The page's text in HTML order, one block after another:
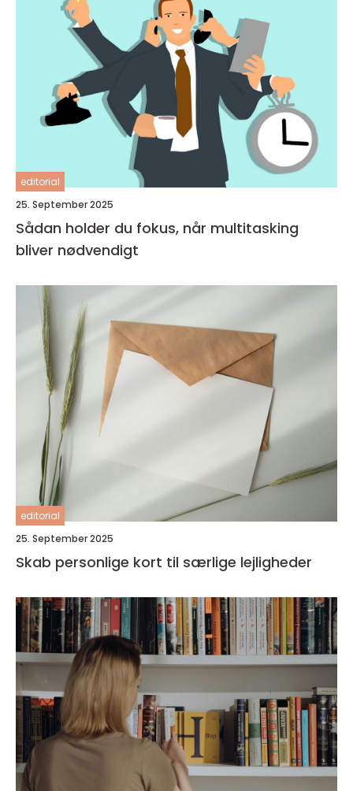
editorial
25. September 2025
Sådan holder du fokus, når multitasking
bliver nødvendigt
editorial
25. September 2025
Skab personlige kort til særlige lejligheder